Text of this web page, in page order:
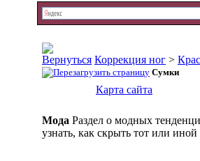
Коррекция ног >
Сумки
Карта сайта
Мода Раздел о модных
узнать, как скрыть тот или